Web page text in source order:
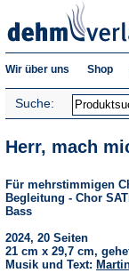
Wir über uns Shop
Suche:
Herr, mach
Für mehrstimmigen
Begleitung - Chor
Bass
2024, 20 Seiten
21 cm x 29,7 cm,
Musik und Text: